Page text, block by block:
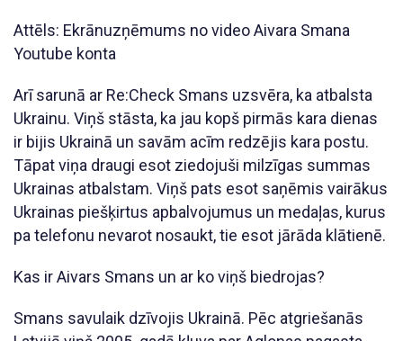
Attēls: Ekrānuzņēmums no video Aivara Smana
Youtube konta
Arī sarunā ar Re:Check Smans uzsvēra, ka atbalsta
Ukrainu. Viņš stāsta, ka jau kopš pirmās kara dienas
ir bijis Ukrainā un savām acīm redzējis kara postu.
Tāpat viņa draugi esot ziedojuši milzīgas summas
Ukrainas atbalstam. Viņš pats esot saņēmis vairākus
Ukrainas piešķirtus apbalvojumus un medaļas, kurus
pa telefonu nevarot nosaukt, tie esot jārāda klātienē.
Kas ir Aivars Smans un ar ko viņš biedrojas?
Smans savulaik dzīvojis Ukrainā. Pēc atgriešanās